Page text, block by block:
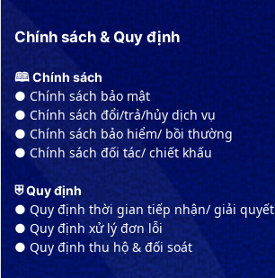
Chính sách & Quy định
🕮 Chính sách
● Chính sách bảo mật
● Chính sách đổi/trả/hủy dịch vụ
● Chính sách bảo hiểm/ bồi thường
● Chính sách đối tác/ chiết khấu
⛨ Quy định
● Quy định thời gian tiếp nhận/ giải quyết
● Quy định xử lý đơn lỗi
● Quy định thu hộ & đối soát